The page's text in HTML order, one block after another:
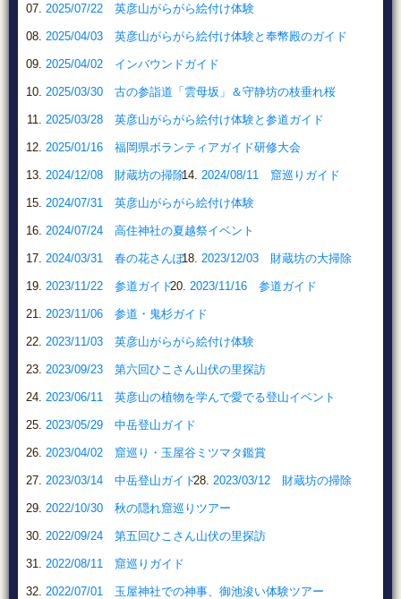
2025/07/22 英彦山がらがら絵付け体験
2025/04/03 英彦山がらがら絵付け体験と奉幣殿のガイド
2025/04/02 インバウンドガイド
2025/03/30 古の参詣道「雲母坂」＆守静坊の枝垂れ桜
2025/03/28 英彦山がらがら絵付け体験と参道ガイド
2025/01/16 福岡県ボランティアガイド研修大会
2024/12/08 財蔵坊の掃除 2024/08/11 窟巡りガイド
2024/07/31 英彦山がらがら絵付け体験
2024/07/24 高住神社の夏越祭イベント
2024/03/31 春の花さんぽ 2023/12/03 財蔵坊の大掃除
2023/11/22 参道ガイド 2023/11/16 参道ガイド
2023/11/06 参道・鬼杉ガイド
2023/11/03 英彦山がらがら絵付け体験
2023/09/23 第六回ひこさん山伏の里探訪
2023/06/11 英彦山の植物を学んで愛でる登山イベント
2023/05/29 中岳登山ガイド
2023/04/02 窟巡り・玉屋谷ミツマタ鑑賞
2023/03/14 中岳登山ガイド 2023/03/12 財蔵坊の掃除
2022/10/30 秋の隠れ窟巡りツアー
2022/09/24 第五回ひこさん山伏の里探訪
2022/08/11 窟巡りガイド
2022/07/01 玉屋神社での神事、御池浚い体験ツアー